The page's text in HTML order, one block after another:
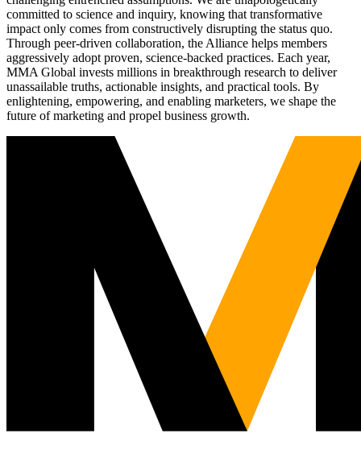
committed to science and inquiry, knowing that transformative
impact only comes from constructively disrupting the status quo.
Through peer-driven collaboration, the Alliance helps members
aggressively adopt proven, science-backed practices. Each year,
MMA Global invests millions in breakthrough research to deliver
unassailable truths, actionable insights, and practical tools. By
enlightening, empowering, and enabling marketers, we shape the
future of marketing and propel business growth.